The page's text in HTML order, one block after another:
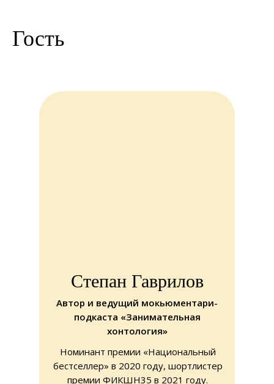
Гость
Степан Гаврилов
Номинант премии «Национальный
бестселлер» в 2020 году, шортлистер
премии ФИКШН35 в 2021 году.
Автор и ведущий мокьюментари-
подкаста «Занимательная
хонтология»